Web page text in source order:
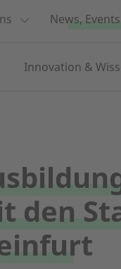
News,
Innovation &
den